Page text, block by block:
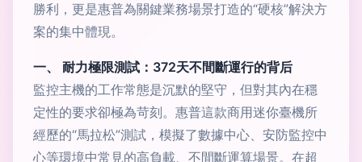
勝利，更是惠普為關鍵業務場景打造的“硬核”解決方
案的集中體現。
一、 耐力極限測試：372天不間斷運行的背后
監控主機的工作常態是沉默的堅守，但對其內在穩
定性的要求卻極為苛刻。惠普這款商用迷你臺機所
經歷的“馬拉松”測試，模擬了數據中心、安防監控中
心等環境中常見的高負載、不間斷運算場景。在超